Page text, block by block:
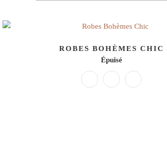
ROBES BOHÈMES CHIC
Épuisé